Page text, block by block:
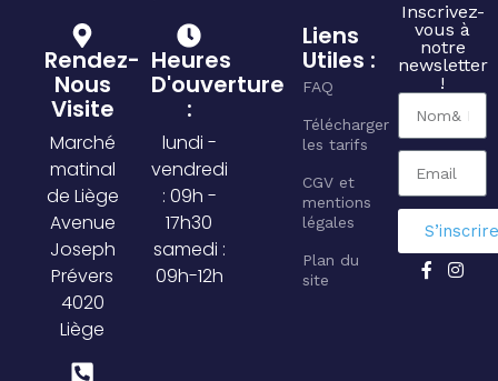
Rendez-
Nous
Visite
Marché
matinal
de Liège
Avenue
Joseph
Prévers
4020
Liège
Heures
D'ouverture
:
lundi -
vendredi
: 09h -
17h30
samedi :
09h-12h
Liens
Utiles :
FAQ
Télécharger
les tarifs
CGV et
mentions
légales
Plan du
site
Inscrivez-
vous à
notre
newsletter
!